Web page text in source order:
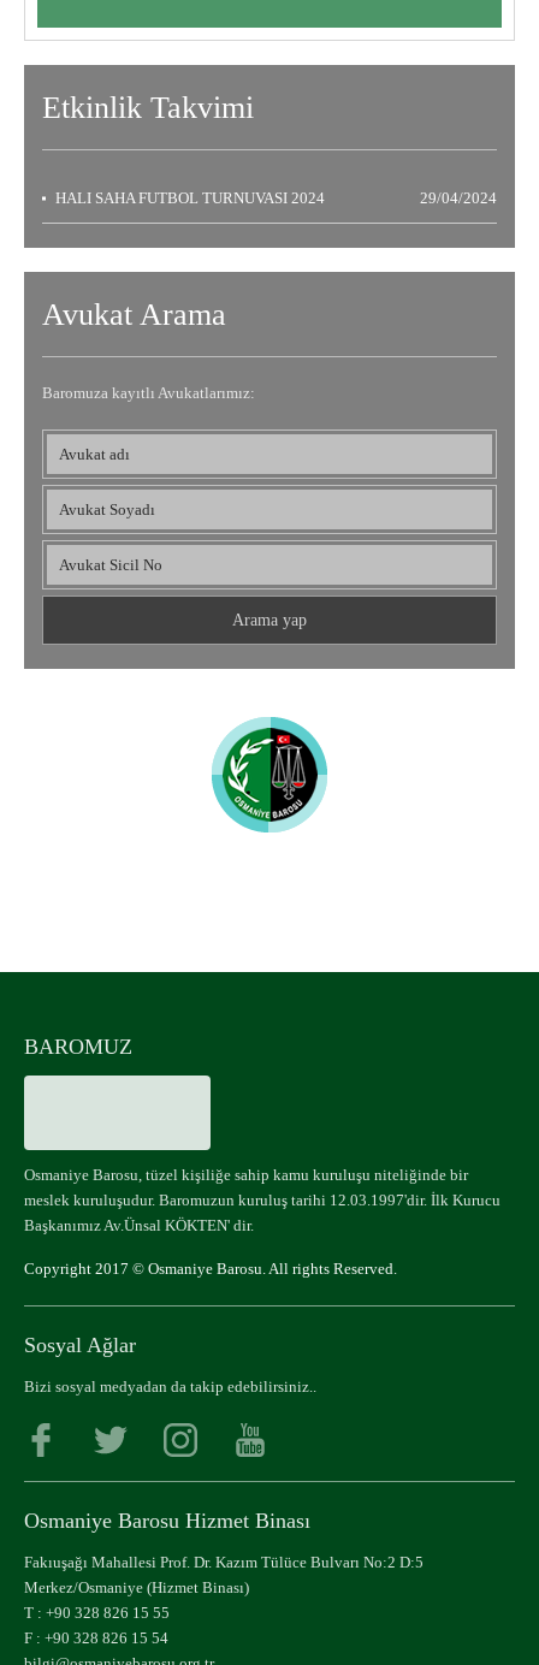
Etkinlik Takvimi
29/04/2024
HALI SAHA FUTBOL TURNUVASI 2024
Avukat Arama
Baromuza kayıtlı Avukatlarımız:
BAROMUZ
Osmaniye Barosu, tüzel kişiliğe sahip kamu kuruluşu niteliğinde bir
meslek kuruluşudur. Baromuzun kuruluş tarihi 12.03.1997'dir. İlk Kurucu
Başkanımız Av.Ünsal KÖKTEN' dir.
Copyright 2017 © Osmaniye Barosu. All rights Reserved.
Sosyal Ağlar
Bizi sosyal medyadan da takip edebilirsiniz..
Osmaniye Barosu Hizmet Binası
Fakıuşağı Mahallesi Prof. Dr. Kazım Tülüce Bulvarı No:2 D:5
Merkez/Osmaniye (Hizmet Binası)
T : +90 328 826 15 55
F : +90 328 826 15 54